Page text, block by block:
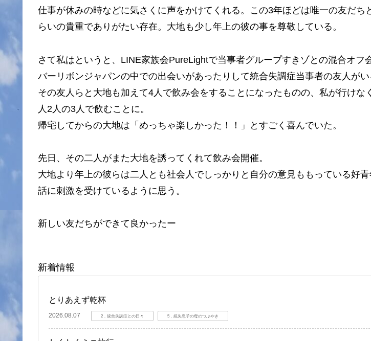
仕事が休みの時などに気さくに声をかけてくれる。この3年ほどは唯一の友だち
らいの貴重でありがたい存在。大地も少し年上の彼の事を尊敬している。
さて私はというと、LINE家族会PureLightで当事者グループすきゾとの混合オフ
バーリボンジャパンの中での出会いがあったりして統合失調症当事者の友人がい
その友人らと大地も加えて4人で飲み会をすることになったものの、私が行けな
人2人の3人で飲むことに。
帰宅してからの大地は「めっちゃ楽しかった！！」とすごく喜んでいた。
先日、その二人がまた大地を誘ってくれて飲み会開催。
大地より年上の彼らは二人とも社会人でしっかりと自分の意見ももっている好
話に刺激を受けているように思う。
新しい友だちができて良かったー
新着情報
とりあえず乾杯
2026.08.07 2．統合失調症との日々 5．統失息子の母のつぶやき